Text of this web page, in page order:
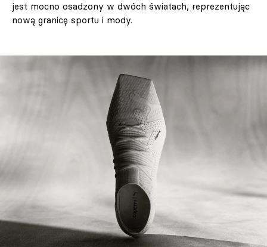
jest mocno osadzony w dwóch światach, reprezentując
nową granicę sportu i mody.